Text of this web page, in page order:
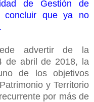
de Gestión de
concluir que ya no
advertir de la
de abril de 2018, la
de los objetivos
y Territorio
por más de